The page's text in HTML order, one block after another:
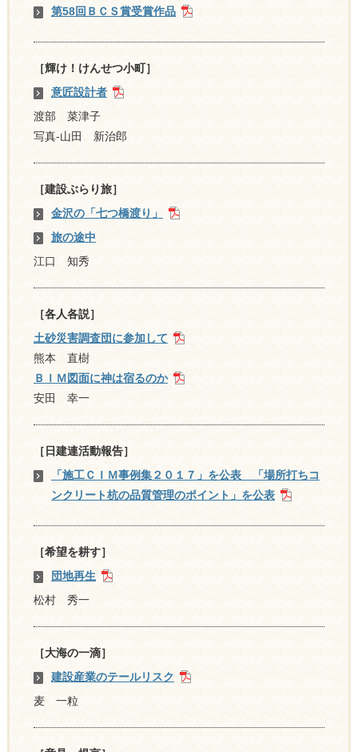
第58回ＢＣＳ賞受賞作品
［輝け！けんせつ小町］
意匠設計者
渡部 菜津子
写真-山田 新治郎
［建設ぶらり旅］
金沢の「七つ橋渡り」
旅の途中
江口 知秀
［各人各説］
土砂災害調査団に参加して
熊本 直樹
ＢＩＭ図面に神は宿るのか
安田 幸一
［日建連活動報告］
「施工ＣＩＭ事例集２０１７」を公表 「場所打ちコ
ンクリート杭の品質管理のポイント」を公表
［希望を耕す］
団地再生
松村 秀一
［大海の一滴］
建設産業のテールリスク
麦 一粒